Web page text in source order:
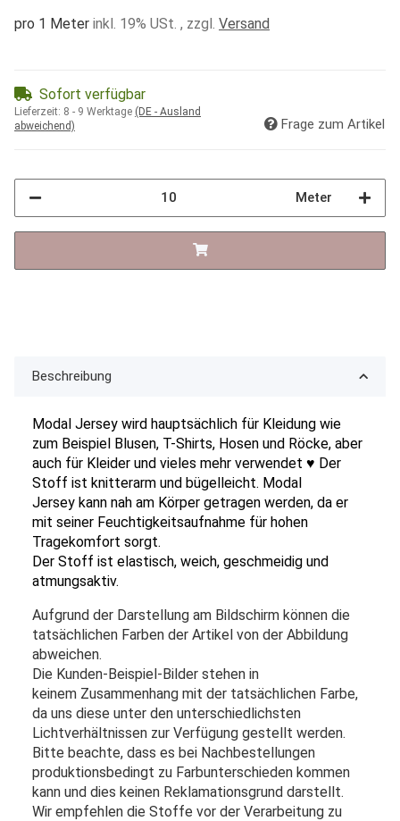
pro 1 Meter inkl. 19% USt. , zzgl. Versand
Sofort verfügbar
Lieferzeit: 8 - 9 Werktage (DE - Ausland
abweichend)
Frage zum Artikel
Meter
Beschreibung
Modal Jersey wird hauptsächlich für Kleidung wie
zum Beispiel Blusen, T-Shirts, Hosen und Röcke, aber
auch für Kleider und vieles mehr verwendet ♥ Der
Stoff ist knitterarm und bügelleicht. Modal
Jersey kann nah am Körper getragen werden, da er
mit seiner Feuchtigkeitsaufnahme für hohen
Tragekomfort sorgt.
Der Stoff ist elastisch, weich, geschmeidig und
atmungsaktiv.
Aufgrund der Darstellung am Bildschirm können die
tatsächlichen Farben der Artikel von der Abbildung
abweichen.
Die Kunden-Beispiel-Bilder stehen in
keinem Zusammenhang mit der tatsächlichen Farbe,
da uns diese unter den unterschiedlichsten
Lichtverhältnissen zur Verfügung gestellt werden.
Bitte beachte, dass es bei Nachbestellungen
produktionsbedingt zu Farbunterschieden kommen
kann und dies keinen Reklamationsgrund darstellt.
Wir empfehlen die Stoffe vor der Verarbeitung zu